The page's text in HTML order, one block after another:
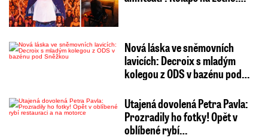
Nová láska ve sněmovních
lavicích: Decroix s mladým
kolegou z ODS v bazénu pod…
Utajená dovolená Petra Pavla:
Prozradily ho fotky! Opět v
oblíbené rybí…